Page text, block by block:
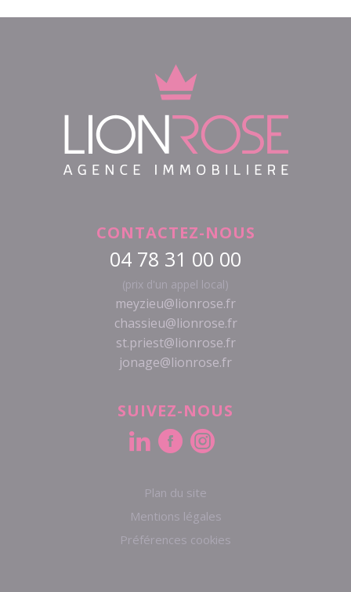
Plan du site
Mentions légales
Préférences cookies
CONTACTEZ-NOUS
04 78 31 00 00
(prix d'un appel local)
meyzieu@lionrose.fr
chassieu@lionrose.fr
st.priest@lionrose.fr
jonage@lionrose.fr
SUIVEZ-NOUS